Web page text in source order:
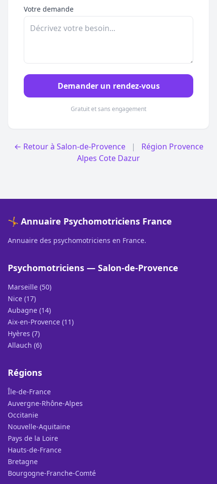
Votre demande
Demander un rendez-vous
Gratuit et sans engagement
← Retour à Salon-de-Provence |
Région Provence
Alpes Cote Dazur
🤸 Annuaire Psychomotriciens France
Annuaire des psychomotriciens en France.
Psychomotriciens — Salon-de-Provence
Marseille (50)
Nice (17)
Aubagne (14)
Aix-en-Provence (11)
Hyères (7)
Allauch (6)
Régions
Île-de-France
Auvergne-Rhône-Alpes
Occitanie
Nouvelle-Aquitaine
Pays de la Loire
Hauts-de-France
Bretagne
Bourgogne-Franche-Comté